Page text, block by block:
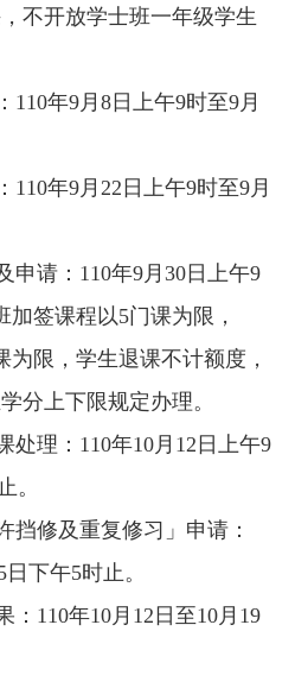
不开放学士班一年级学生
年9月8日上午9时至9月
年9月22日上午9时至9月
申请：110年9月30日上午9
加签课程以5门课为限，
限，学生退课不计额度，
分上下限规定办理。
处理：110年10月12日上午9
。
挡修及重复修习」申请：
下午5时止。
：110年10月12日至10月19